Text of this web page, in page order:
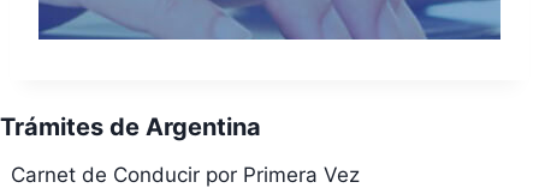
Trámites de Argentina
Carnet de Conducir por Primera Vez